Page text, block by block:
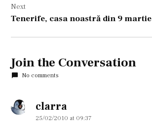
Next
Tenerife, casa noastră din 9 martie
Join the Conversation
No comments
clarra
25/02/2010 at 09:37